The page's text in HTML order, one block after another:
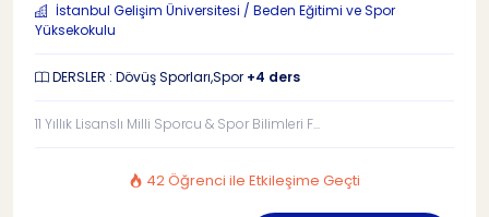
İstanbul Gelişim Üniversitesi / Beden Eğitimi ve Spor
Yüksekokulu
DERSLER : Dövüş Sporları,Spor +4 ders
11 Yıllık Lisanslı Milli Sporcu & Spor Bilimleri F...
42 Öğrenci ile Etkileşime Geçti